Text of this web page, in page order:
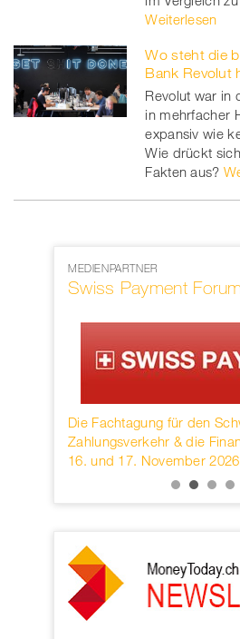
Weiterlesen
Wo steht die
Bank Revolut
Revolut war in
in mehrfacher
expansiv wie
Wie drückt
Fakten aus?
MEDIENPARTNER
Swiss Payment Forum
Die Fachtagung für den
Zahlungsverkehr & die
16. und 17. November